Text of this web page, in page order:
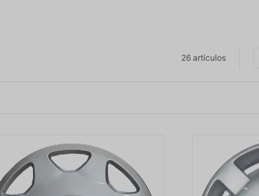
26 artículos